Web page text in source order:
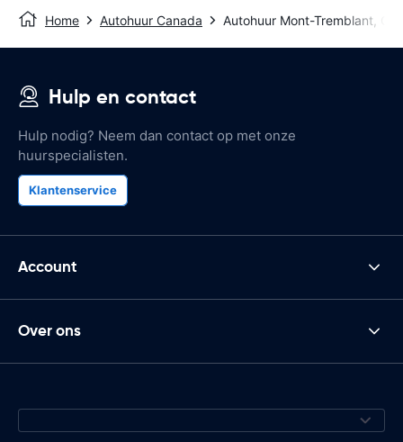
Home Autohuur Canada Autohuur Mont-Tremblant, QC
Hulp en contact
Hulp nodig? Neem dan contact op met onze
huurspecialisten.
Klantenservice
Account
Over ons